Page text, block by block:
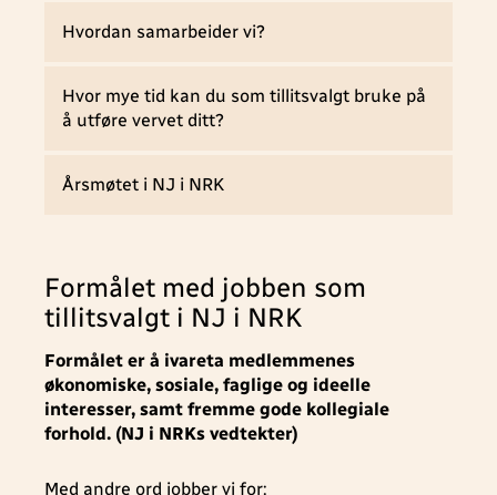
Hvordan samarbeider vi?
Hvor mye tid kan du som tillitsvalgt bruke på
å utføre vervet ditt?
Årsmøtet i NJ i NRK
Formålet med jobben som
tillitsvalgt i NJ i NRK
Formålet er å ivareta medlemmenes
økonomiske, sosiale, faglige og ideelle
interesser, samt fremme gode kollegiale
forhold. (NJ i NRKs vedtekter)
Med andre ord jobber vi for: